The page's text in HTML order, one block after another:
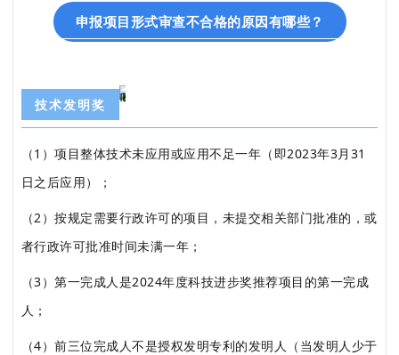
申报项目形式审查不合格的原因有哪些？
技术发明奖
（1）项目整体技术未应用或应用不足一年（即2023年3月31
日之后应用）；
（2）按规定需要行政许可的项目，未提交相关部门批准的，或
者行政许可批准时间未满一年；
（3）第一完成人是2024年度科技进步奖推荐项目的第一完成
人；
（4）前三位完成人不是授权发明专利的发明人（当发明人少于